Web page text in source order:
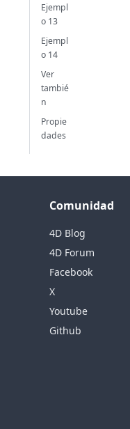
Ejempl
o 13
Ejempl
o 14
Ver
tambié
n
Propie
dades
Comunidad
4D Blog
4D Forum
Facebook
X
Youtube
Github